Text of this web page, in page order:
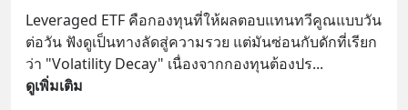
Leveraged ETF คือกองทุนที่ให้ผลตอบแทนทวีคูณแบบวัน
ต่อวัน ฟังดูเป็นทางลัดสู่ความรวย แต่มันซ่อนกับดักที่เรียก
ว่า "Volatility Decay" เนื่องจากกองทุนต้องปร...
ดูเพิ่มเติม